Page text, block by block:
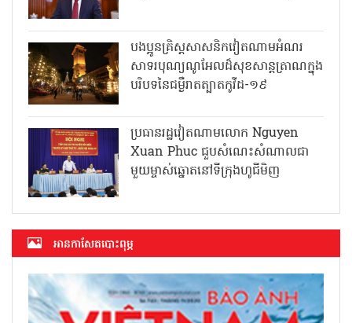
បងប្អូនគ្រិស្តសាសនិកវៀតណាមអំណរ
សាទរបុណ្យណូអែលដ៏សុខសាន្តត្រាណក្នុង
បរិបទនៃជម្ងឺរាតត្បាតកូវីដ-១៩
ប្រធានរដ្ឋវៀតណាមលោក Nguyen
Xuan Phuc ជួបសំណេះសំណាលជា
មួយម្ចាស់ឆ្នោតនៅទីក្រុងហូជីមិញ
អាន​កាសែត​បោះពុម្ភ